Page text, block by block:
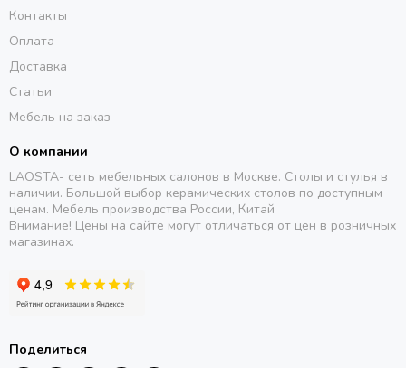
Контакты
Оплата
Доставка
Статьи
Мебель на заказ
О компании
LAOSTA- сеть мебельных салонов в Москве. Столы и стулья в
наличии. Большой выбор керамических столов по доступным
ценам. Мебель производства России, Китай
Внимание! Цены на сайте могут отличаться от цен в розничных
магазинах.
Поделиться